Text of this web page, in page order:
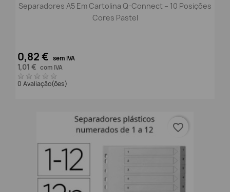
Separadores A5 Em Cartolina Q-Connect – 10 Posições
Cores Pastel
0,82 € sem IVA
1,01 € com IVA
0 Avaliação(ões)
favorite_border